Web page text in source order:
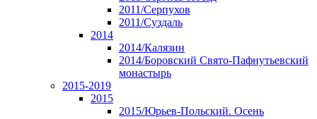
2011/Серпухов
2011/Суздаль
2014
2014/Калязин
2014/Боровский Свято-Пафнутьевский
монастырь
2015-2019
2015
2015/Юрьев-Польский. Осень